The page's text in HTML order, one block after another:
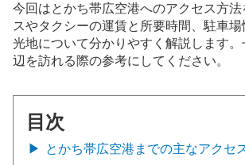
今回はとかち帯広空港へのアクセス方
スやタクシーの運賃と所要時間、駐車
光地について分かりやすく解説します。
辺を訪れる際の参考にしてください。
目次
とかち帯広空港までの主なアクセ